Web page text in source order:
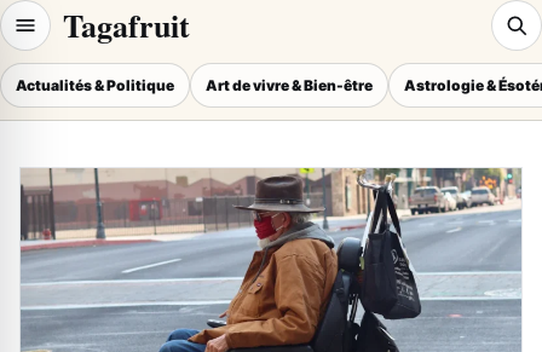
Tagafruit
Actualités & Politique Art de vivre & Bien-être Astrologie &